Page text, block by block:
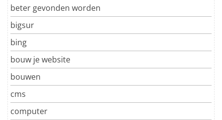
beter gevonden worden
bigsur
bing
bouw je website
bouwen
cms
computer